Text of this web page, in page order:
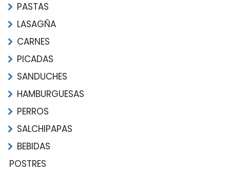
PASTAS
LASAGÑA
CARNES
PICADAS
SANDUCHES
HAMBURGUESAS
PERROS
SALCHIPAPAS
BEBIDAS
POSTRES